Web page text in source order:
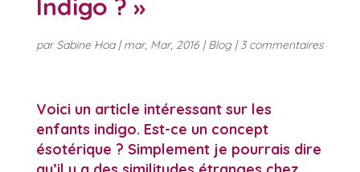
Indigo ? »
parSabine Hoa|mar, Mar, 2016|Blog|3 commentaires
Voici un article intéressant sur les
enfants indigo. Est-ce un concept
ésotérique ? Simplement je pourrais dire